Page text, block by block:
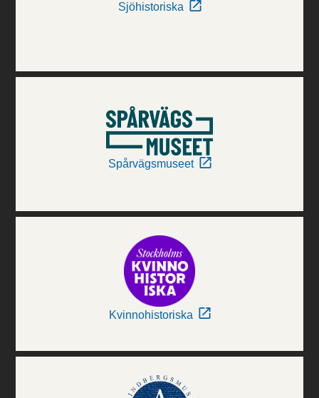
Sjöhistoriska
Spårvägsmuseet
Kvinnohistoriska